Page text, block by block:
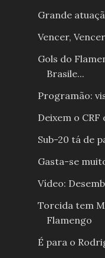
Grande
Vencer,
Gols do
Brasile...
Programão:
Deixem o CRF
Sub-20 tá de
Gasta-se
Vídeo:
Torcida tem
Flamengo
É para o